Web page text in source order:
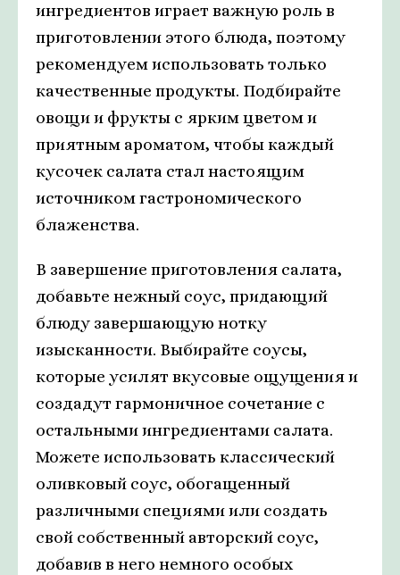
ингредиентов играет важную роль в
приготовлении этого блюда, поэтому
рекомендуем использовать только
качественные продукты. Подбирайте
овощи и фрукты с ярким цветом и
приятным ароматом, чтобы каждый
кусочек салата стал настоящим
источником гастрономического
блаженства.
В завершение приготовления салата,
добавьте нежный соус, придающий
блюду завершающую нотку
изысканности. Выбирайте соусы,
которые усилят вкусовые ощущения и
создадут гармоничное сочетание с
остальными ингредиентами салата.
Можете использовать классический
оливковый соус, обогащенный
различными специями или создать
свой собственный авторский соус,
добавив в него немного особых